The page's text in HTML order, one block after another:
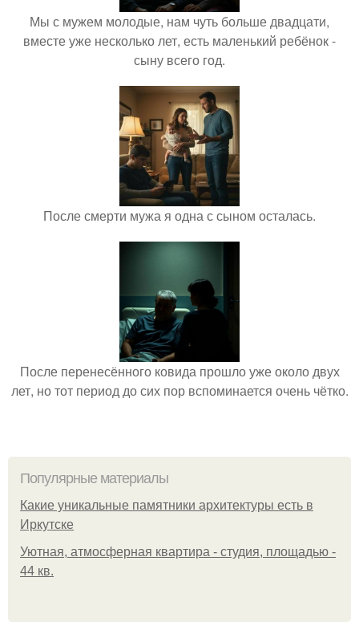
Мы с мужем молодые, нам чуть больше двадцати,
вместе уже несколько лет, есть маленький ребёнок -
сыну всего год.
После смерти мужа я одна с сыном осталась.
После перенесённого ковида прошло уже около двух
лет, но тот период до сих пор вспоминается очень чётко.
Популярные материалы
Какие уникальные памятники архитектуры есть в
Иркутске
Уютная, атмосферная квартира - студия, площадью -
44 кв.